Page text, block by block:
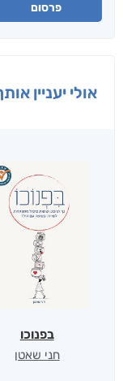
פרסום
אולי יעניין
בפנוכו
חני שאטן